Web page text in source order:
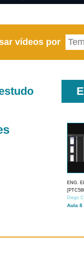
vídeos por
ENG.
Diego
Aula 8